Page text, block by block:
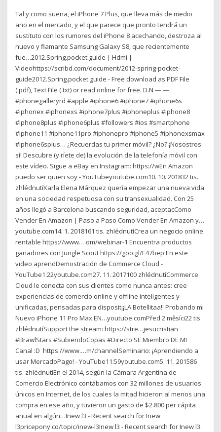
Tal y como suena, el iPhone 7 Plus, que lleva más de medio
año en el mercado, y el que parece que pronto tendrá un
sustituto con los rumores del iPhone 8 acechando, destroza al
nuevo y flamante Samsung Galaxy S8, que recientemente
fue…2012.Spring.pocket.guide | Hdmi |
Videohttps://scribd.com/document/2012-spring-pocket-
guide2012.Spring.pocket.guide - Free download as PDF File
(.pdf), Text File (.txt) or read online for free. D.N —.—
#phonegalleryrd #apple #iphone6 #iphone7 #iphone6s
#iphonex #iphonexs #iphone7plus #iphoneplus #iphone8
#iphone8plus #iphone6plus #followers #ios #smartphone
#iphone11 #iphone11pro #iphonepro #iphone5 #iphonexsmax
#iphone6splus… ¿Recuerdas tu primer móvil? ¿No? ¡Nosostros
sí! Descubre (y ríete de) la evolución de la telefonía móvil con
este vídeo. Sigue a eBay en Instagram: https://wEn Amazon
puedo ser quien soy - YouTubeyoutube.com10. 10. 201832 tis.
zhlédnutíKarla Elena Márquez quería empezar una nueva vida
en una sociedad respetuosa con su transexualidad. Con 25
años llegó a Barcelona buscando seguridad, aceptacComo
Vender En Amazon | Paso a Paso Como Vender En Amazon y…
youtube.com14. 1. 2018161 tis. zhlédnutí️Crea un negocio online
rentable https://www.…om/webinar-1 Encuentra productos
ganadores con Jungle Scout https://goo.gl/E47bep En este
video aprendDemostración de Commerce Cloud -
YouTube1:22youtube.com27. 11. 2017100 zhlédnutíCommerce
Cloud le conecta con sus clientes como nunca antes: cree
experiencias de comercio online y offline inteligentes y
unificadas, pensadas para disposit¡¡LA Botellitaa!! Probando mi
Nuevo iPhone 11 Pro Max EN…youtube.comPřed 2 měsíci22 tis.
zhlédnutíSupport the stream: https://stre…jesucristian
#BrawlStars #SubiendoCopas #Directo ️SE Miembro DE MI
Canal :D ️ https://www.…m/channelSeminario: ¡Aprendiendo a
usar MercadoPago! - YouTube11:59youtube.com5. 11. 201586
tis. zhlédnutíEn el 2014, según la Cámara Argentina de
Comercio Electrónico contábamos con 32 millones de usuarios
únicos en Internet, de los cuales la mitad hicieron al menos una
compra en ese año, y tuvieron un gasto de $2.800 per cápita
anual en algún…Inew l3 - Recent search for Inew
l3pricepony.co/topic/inew-l3Inew l3 - Recent search for Inew l3.